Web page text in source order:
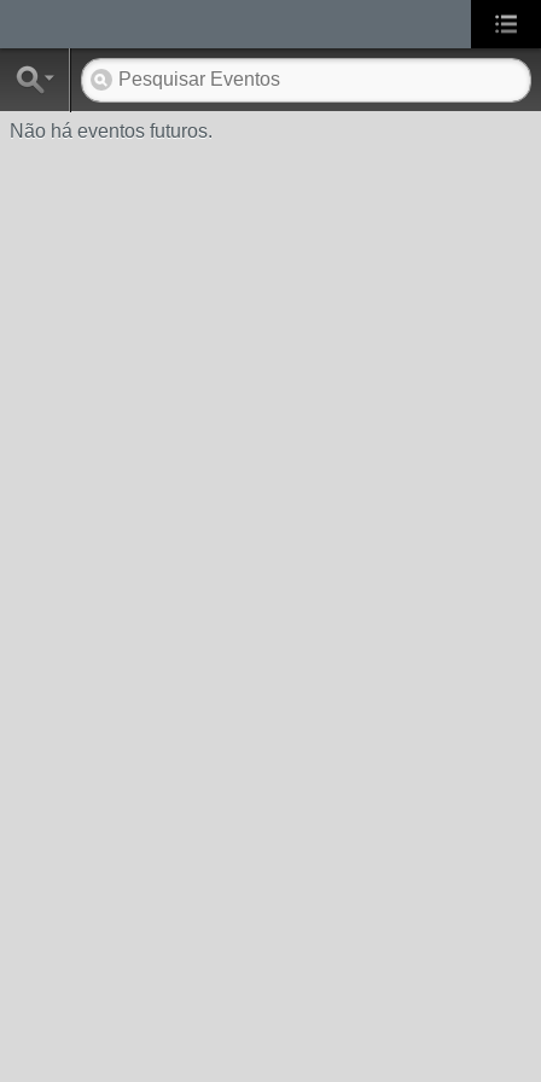
Não há eventos futuros.